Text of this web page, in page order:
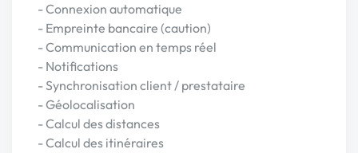
- Connexion automatique
- Empreinte bancaire (caution)
- Communication en temps réel
- Notifications
- Synchronisation client / prestataire
- Géolocalisation
- Calcul des distances
- Calcul des itinéraires